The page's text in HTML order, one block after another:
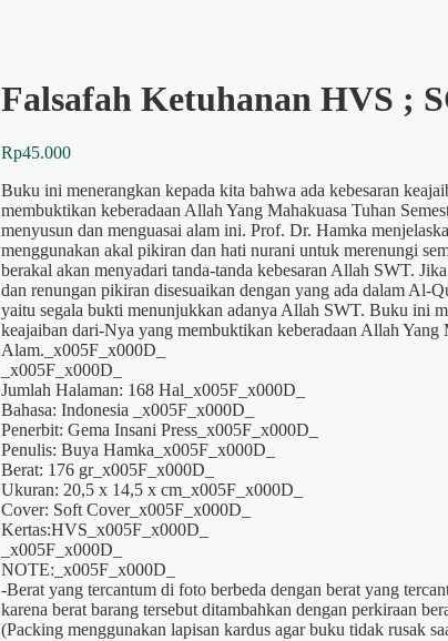
Falsafah Ketuhanan HVS ;
Rp45.000
Buku ini menerangkan kepada kita bahwa ada kebesaran
membuktikan keberadaan Allah Yang Mahakuasa Tuhan
menyusun dan menguasai alam ini. Prof. Dr. Hamka
menggunakan akal pikiran dan hati nurani untuk merenungi
berakal akan menyadari tanda-tanda kebesaran Allah SWT.
dan renungan pikiran disesuaikan dengan yang ada dalam Al-
yaitu segala bukti menunjukkan adanya Allah SWT. Buku ini
keajaiban dari-Nya yang membuktikan keberadaan Allah Yang
Alam._x005F_x000D_
_x005F_x000D_
Jumlah Halaman: 168 Hal_x005F_x000D_
Bahasa: Indonesia _x005F_x000D_
Penerbit: Gema Insani Press_x005F_x000D_
Penulis: Buya Hamka_x005F_x000D_
Berat: 176 gr_x005F_x000D_
Ukuran: 20,5 x 14,5 x cm_x005F_x000D_
Cover: Soft Cover_x005F_x000D_
Kertas:HVS_x005F_x000D_
_x005F_x000D_
NOTE:_x005F_x000D_
-Berat yang tercantum di foto berbeda dengan berat yang
karena berat barang tersebut ditambahkan dengan perkiraan
(Packing menggunakan lapisan kardus agar buku tidak rusak